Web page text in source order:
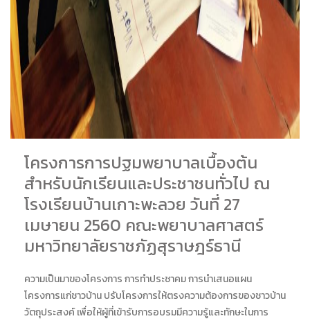
โครงการการปฐมพยาบาลเบื้องต้น
สำหรับนักเรียนและประชาชนทั่วไป ณ
โรงเรียนบ้านเกาะพะลวย วันที่ 27
เมษายน 2560 คณะพยาบาลศาสตร์
มหาวิทยาลัยราชภัฏสุราษฎร์ธานี
ความเป็นมาของโครงการ การทำประชาคม การนำเสนอแผน
โครงการแก่ชาวบ้าน ปรับโครงการให้ตรงความต้องการของชาวบ้าน
วัตถุประสงค์ เพื่อให้ผู้ที่เข้ารับการอบรมมีความรู้และทักษะในการ